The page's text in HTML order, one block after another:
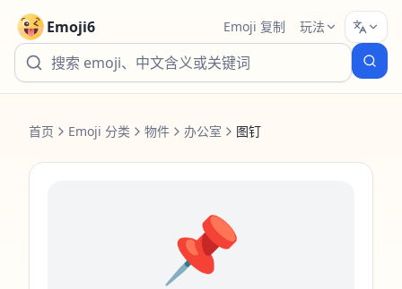
Emoji6 Emoji 复制 玩法
首页 Emoji 分类 物件 办公室 图钉
📌